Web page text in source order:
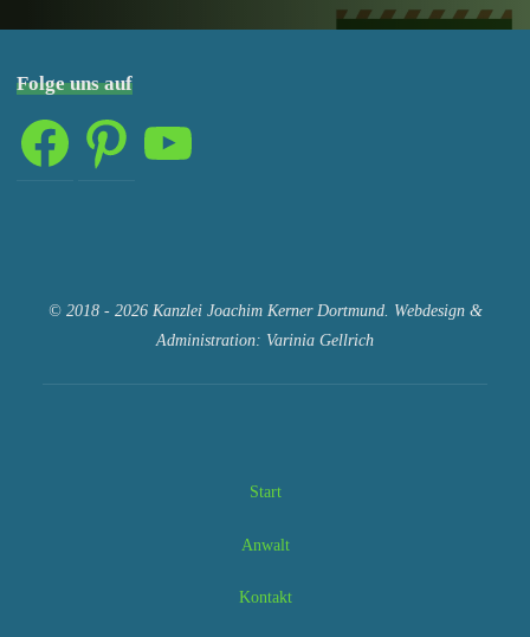
Folge uns auf
Facebook Pinterest YouTube
© 2018 - 2026 Kanzlei Joachim Kerner Dortmund. Webdesign &
Administration: Varinia Gellrich
Start
Anwalt
Kontakt